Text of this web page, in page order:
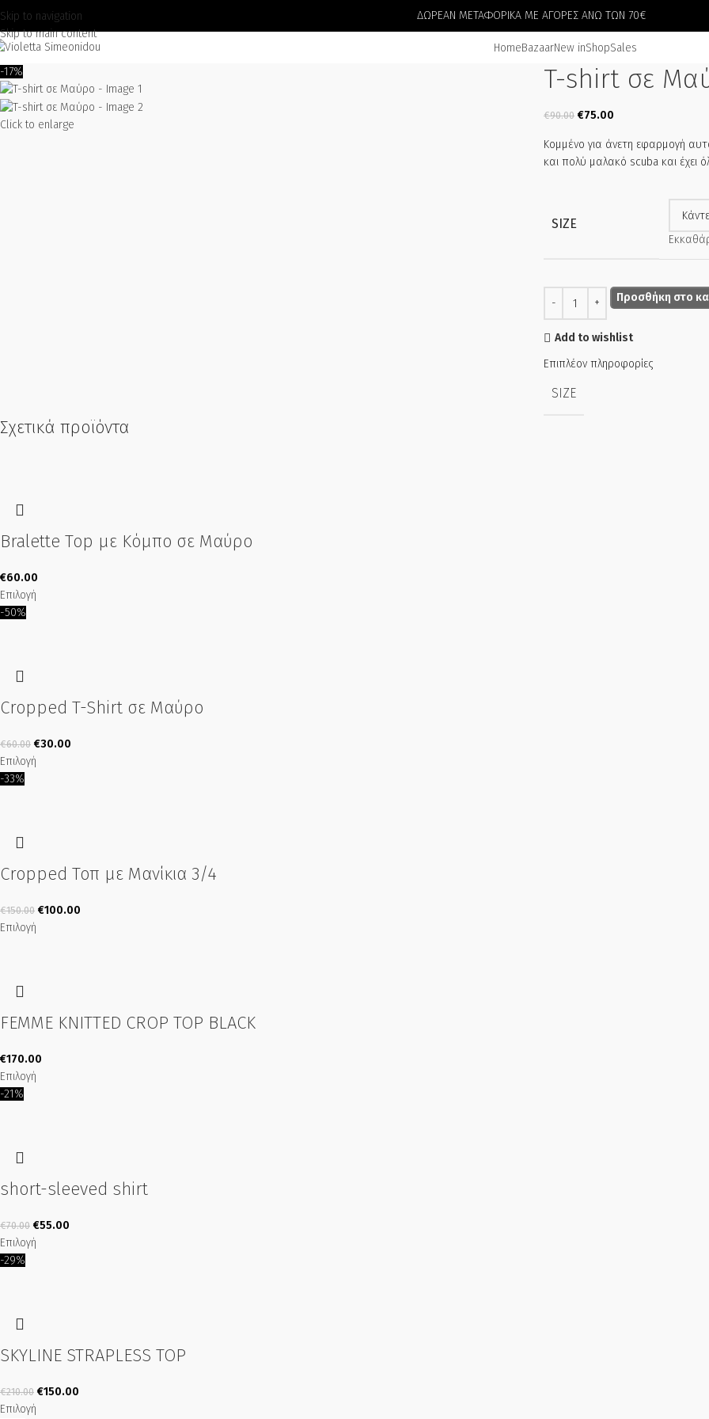
Skip to navigation
Skip to main content
ΔΩΡΕΑΝ ΜΕΤΑΦΟΡΙΚΑ ΜΕ ΑΓΟΡΕΣ ΑΝΩ ΤΩΝ 70€
HomeBazaarNew inShopSales
-17%
Click to enlarge
T-shirt σε
€90.00 €75.00
Κομμένο για άνετη εφαρμογή
και πολύ μαλακό scuba και έχει
SIZE
Προσθήκη στο
Add to wishlist
Επιπλέον πληροφορίες
SIZE
Σχετικά προϊόντα
Bralette Top με Κόμπο σε Μαύρο
€60.00
Επιλογή
-50%
Cropped T-Shirt σε Μαύρο
€60.00 €30.00
Επιλογή
-33%
Cropped Τοπ με Μανίκια 3/4
€150.00 €100.00
Επιλογή
FEMME KNITTED CROP TOP BLACK
€170.00
Επιλογή
-21%
short-sleeved shirt
€70.00 €55.00
Επιλογή
-29%
SKYLINE STRAPLESS TOP
€210.00 €150.00
Επιλογή